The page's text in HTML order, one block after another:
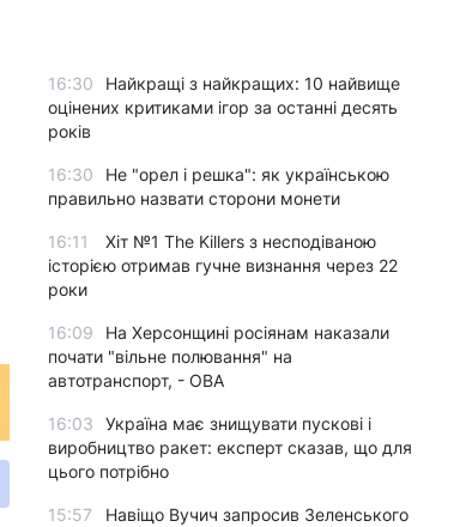
16:30
Найкращі з найкращих: 10 найвище
оцінених критиками ігор за останні десять
років
16:30
Не "орел і решка": як українською
правильно назвати сторони монети
16:11
Хіт №1 The Killers з несподіваною
історією отримав гучне визнання через 22
роки
16:09
На Херсонщині росіянам наказали
почати "вільне полювання" на
автотранспорт, - ОВА
16:03
Україна має знищувати пускові і
виробництво ракет: експерт сказав, що для
цього потрібно
15:57
Навіщо Вучич запросив Зеленського